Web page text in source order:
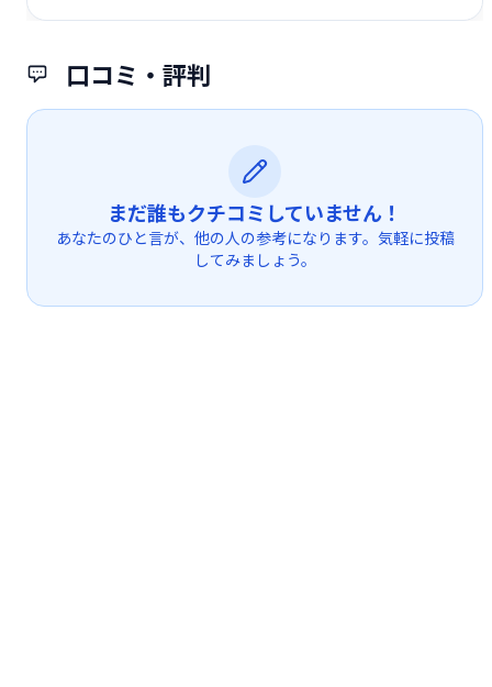
口コミ・評判
まだ誰もクチコミしていません！
あなたのひと言が、他の人の参考になります。気軽に投稿
してみましょう。